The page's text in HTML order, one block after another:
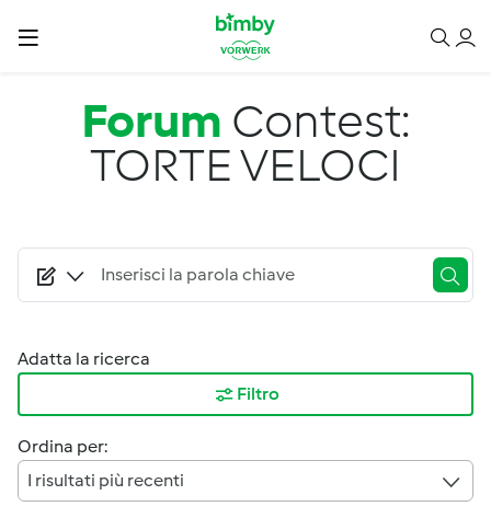
Salta al contenuto principale
Forum Contest:
TORTE VELOCI
Adatta la ricerca
Filtro
Ordina per:
I risultati più recenti